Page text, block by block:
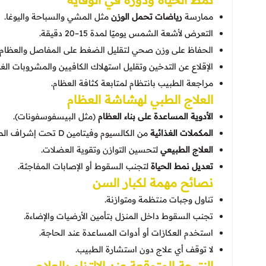
ممارسة رياضات تحمل الوزن مثل المشي والسباحة واليوغا.
التعرض لأشعة الشمس يوميًا لمدة 15–20 دقيقة.
الحفاظ على وزن صحي لتقليل الضغط على المفاصل
الإقلاع عن التدخين وتقليل استهلاك الكافيين والمشروبات
مراجعة الطبيب بانتظام لمتابعة كثافة العظام.
العلاج الطبي لهشاشة العظام
الأدوية المساعدة على بناء العظام (مثل البيسفوسفونات).
المكملات الغذائية من الكالسيوم وفيتامين D تحت إشراف الطبيب.
العلاج الطبيعي لتحسين التوازن وتقوية العضلات.
تعديل نمط الحياة لتجنب السقوط أو الإصابات المفاجئة.
نصائح مهمة لكبار السن
تناول وجبات منتظمة ومتوازنة.
تجنب السقوط داخل المنزل بتأمين الأرضيات والإضاءة.
استخدم العكازات أو أدوات المساعدة عند الحاجة.
لا توقف أي علاج دون استشارة الطبيب.